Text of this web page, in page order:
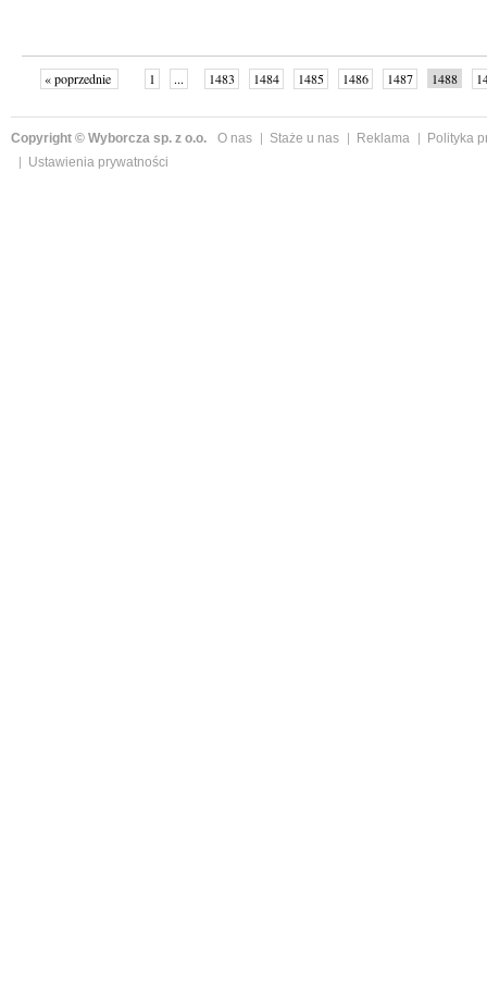
« poprzednie 1 ... 1483 1484 1485 1486 1487 1488
Copyright © Wyborcza sp. z o.o. O nas Staże u nas Reklama
Polityka
Ustawienia prywatności